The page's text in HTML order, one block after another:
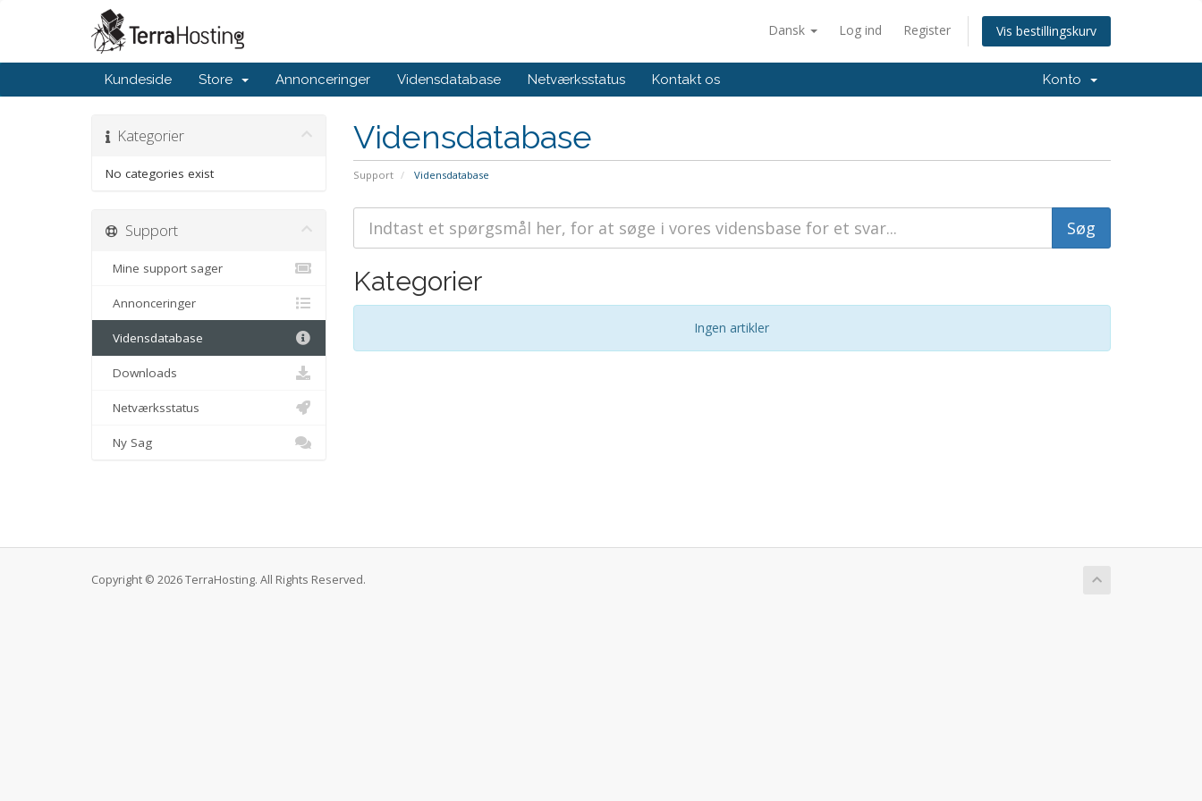
Dansk Log ind Register Vis bestillingskurv
Kundeside Store Annonceringer Vidensdatabase Netværksstatus Kontakt os Konto
Vidensdatabase
Support Vidensdatabase
Kategorier
No categories exist
Kategorier
Ingen artikler
Support
Mine support sager
Annonceringer
Vidensdatabase
Downloads
Netværksstatus
Ny Sag
Copyright © 2026 TerraHosting. All Rights Reserved.